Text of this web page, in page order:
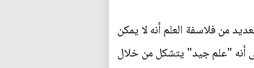
من فلاسفة العلم أنه لا يمكن
أنه "علم جيد" يتشكل من خلال